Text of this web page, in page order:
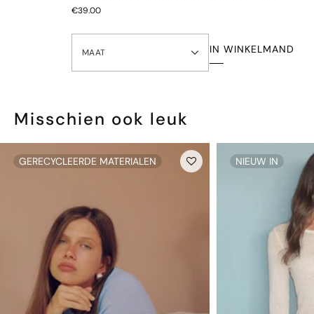
onderbroeken niet worden geretourneerd.
€39.00
MAAT IN WINKELMAND
Misschien ook leuk
GERECYCLEERDE MATERIALEN NIEUW IN